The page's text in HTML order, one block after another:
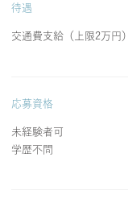
待遇
交通費支給（上限2万円）
応募資格
未経験者可
学歴不問